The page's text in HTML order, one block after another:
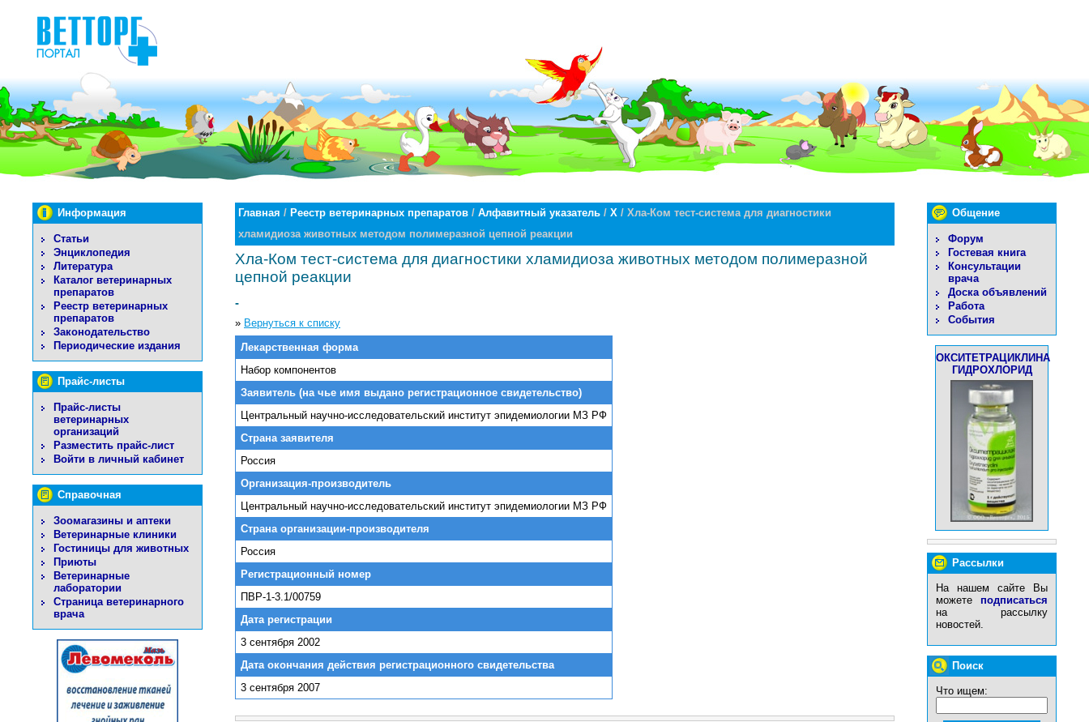
Информация
Статьи
Энциклопедия
Литература
Каталог ветеринарных
препаратов
Реестр ветеринарных
препаратов
Законодательство
Периодические издания
Прайс-листы
Прайс-листы
ветеринарных
организаций
Разместить прайс-лист
Войти в личный кабинет
Справочная
Зоомагазины и аптеки
Ветеринарные клиники
Гостиницы для животных
Приюты
Ветеринарные
лаборатории
Страница ветеринарного
врача
Общение
Форум
Гостевая книга
Консультации
врача
Доска объявлений
Работа
События
ОКСИТЕТРАЦИКЛИНА
ГИДРОХЛОРИД
Рассылки
На нашем сайте Вы
можете подписаться
на рассылку
новостей.
Поиск
Что ищем:
Главная / Реестр ветеринарных препаратов / Алфавитный указатель / Х / Хла-Ком тест-система для диагностики
хламидиоза животных методом полимеразной цепной реакции
Хла-Ком тест-система для диагностики хламидиоза животных методом полимеразной
цепной реакции
-
» Вернуться к списку
Лекарственная форма
Набор компонентов
Заявитель (на чье имя выдано регистрационное свидетельство)
Центральный научно-исследовательский институт эпидемиологии МЗ РФ
Страна заявителя
Россия
Организация-производитель
Центральный научно-исследовательский институт эпидемиологии МЗ РФ
Страна организации-производителя
Россия
Регистрационный номер
ПВР-1-3.1/00759
Дата регистрации
3 сентября 2002
Дата окончания действия регистрационного свидетельства
3 сентября 2007